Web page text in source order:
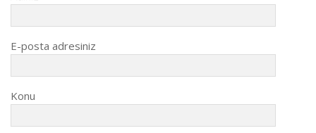
E-posta adresiniz
Konu